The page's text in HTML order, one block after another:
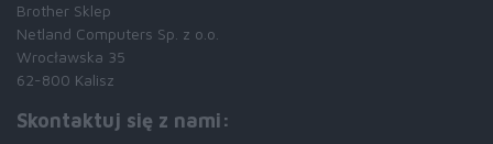
Brother Sklep
Netland Computers Sp. z o.o.
Wrocławska 35
62-800 Kalisz
Skontaktuj się z nami: